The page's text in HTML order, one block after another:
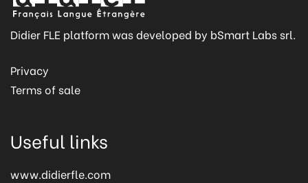
Didier FLE platform was developed by bSmart Labs srl.
Privacy
Terms of sale
Useful links
www.didierfle.com